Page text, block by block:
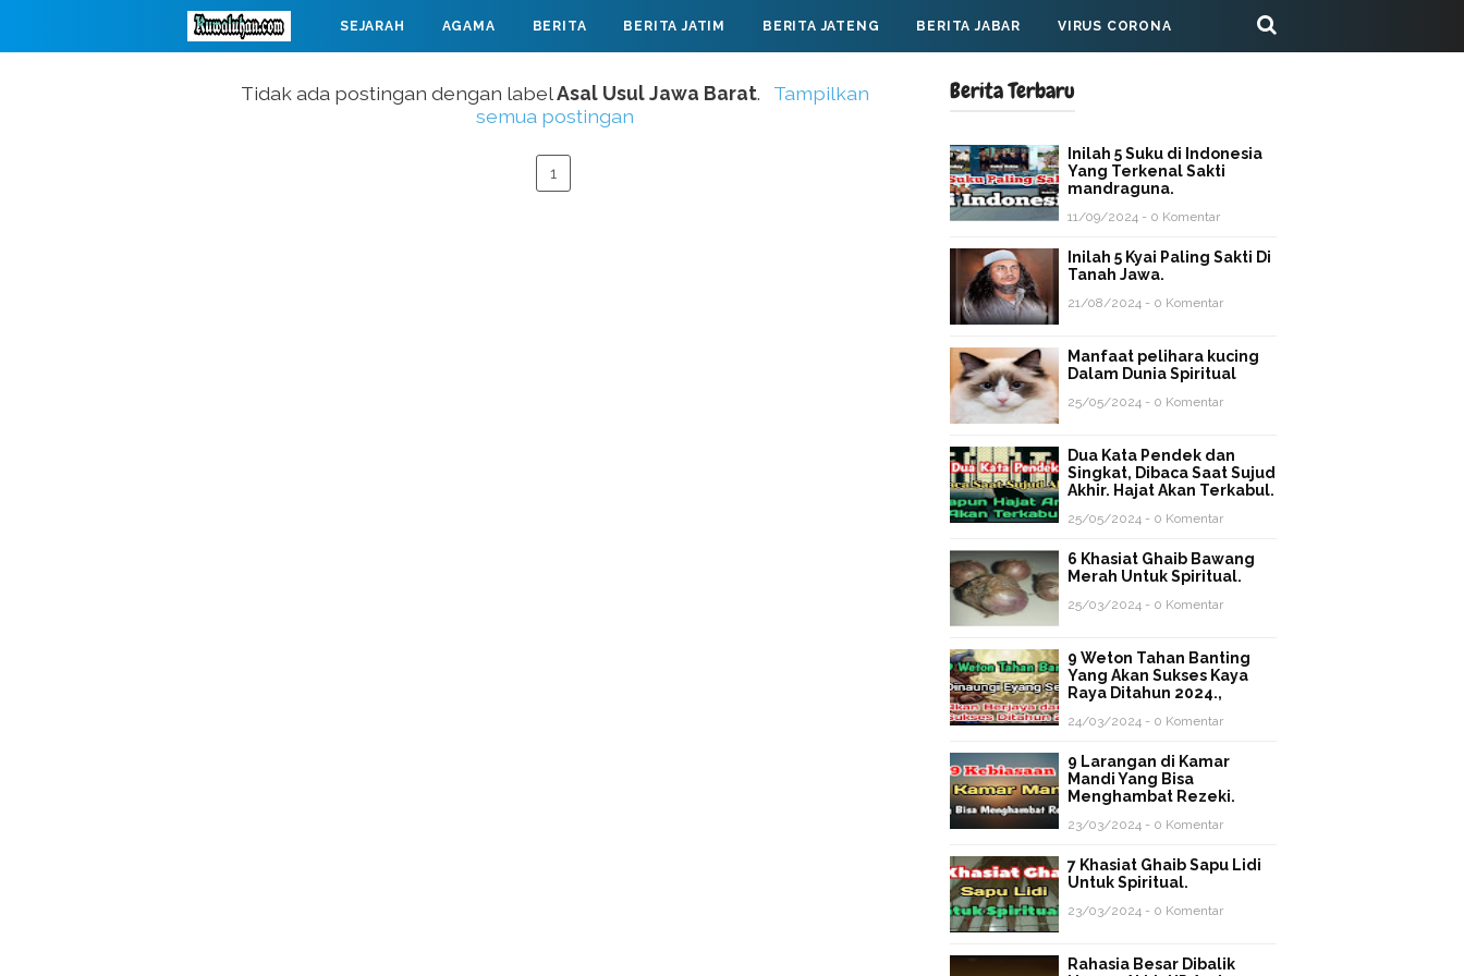
SEJARAH AGAMA BERITA BERITA JATIM BERITA JATENG BERITA JABAR VIRUS CORONA
Tidak ada postingan dengan labelAsal Usul Jawa Barat.
Tampilkan
semua postingan
1
Berita Terbaru
Inilah 5 Suku di Indonesia
Yang Terkenal Sakti
mandraguna.
11/09/2024 - 0 Komentar
Inilah 5 Kyai Paling Sakti Di
Tanah Jawa.
21/08/2024 - 0 Komentar
Manfaat pelihara kucing
Dalam Dunia Spiritual
25/05/2024 - 0 Komentar
Dua Kata Pendek dan
Singkat, Dibaca Saat Sujud
Akhir. Hajat Akan Terkabul.
25/05/2024 - 0 Komentar
6 Khasiat Ghaib Bawang
Merah Untuk Spiritual.
25/03/2024 - 0 Komentar
9 Weton Tahan Banting
Yang Akan Sukses Kaya
Raya Ditahun 2024.,
24/03/2024 - 0 Komentar
9 Larangan di Kamar
Mandi Yang Bisa
Menghambat Rezeki.
23/03/2024 - 0 Komentar
7 Khasiat Ghaib Sapu Lidi
Untuk Spiritual.
23/03/2024 - 0 Komentar
Rahasia Besar Dibalik